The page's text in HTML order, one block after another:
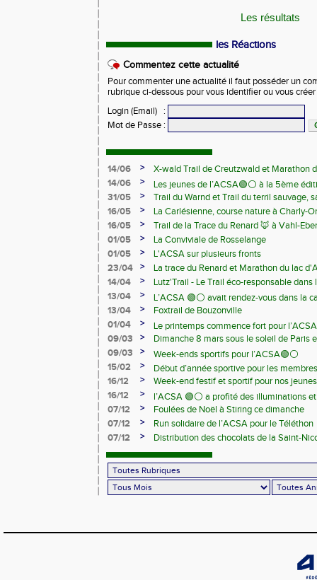
Les résultats
les Réactions
Commentez cette actualité
Pour commenter une actualité il faut posséder un
rubrique ci-dessous pour vous identifier ou vous
Login (Email)
:
Mot de Passe :
14/06 >
X-wald Trail de Creutzwald et Marathon
14/06
>
Les jeunes de l’ACSA🟢⚪️ à la 5ème
Samedi 13 juin
31/05 >
Trail du Warnd et Trail du terril sauvage,
16/05
>
La Carlésienne, course nature à Charly-
16/05
>
Trail de la Trace du Renard 🦊 à Vahl-
01/05
>
La Conviviale de Rosselange
01/05
>
L'ACSA sur plusieurs fronts
23/04
>
La trace du Renard et Marathon du lac
14/04
>
Lutz'Trail - Le Trail éco-responsable dans
13/04
>
L’ACSA 🟢⚪️ avait rendez-vous dans la
13/04
>
Foxtrail de Bouzonville
01/04
>
Le printemps commence fort pour
09/03
>
Dimanche 8 mars sous le soleil de Paris
09/03
>
Week-ends sportifs pour l’ACSA🟢⚪️
15/02
>
Début d’année sportive pour les
16/12
>
Week-end festif et sportif pour nos
16/12
>
l’ACSA 🟢⚪️ a profité des illuminations
07/12
>
Foulées de Noël à Stiring ce dimanche
07/12
>
Run solidaire de l’ACSA pour le Téléthon
07/12
> Distribution des chocolats de la Saint-